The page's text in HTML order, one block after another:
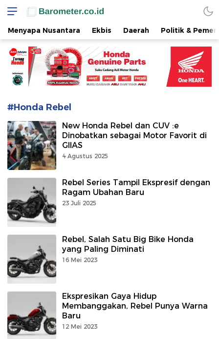
www.barometer.co.id
Berita Terkini di Sulawesi Utara
Menyapa Nusantara Ekbis Daerah Politik &
#Honda Rebel
New Honda Rebel dan CUV :e
Dinobatkan sebagai Motor Favorit di
GIIAS
4 Agustus 2025
Rebel Series Tampil Ekspresif dengan
Ragam Ubahan Baru
23 Juli 2025
Rebel, Salah Satu Big Bike Honda
yang Paling Diminati
16 Mei 2023
Ekspresikan Gaya Hidup
Membanggakan, Rebel Punya Warna
Baru
12 Mei 2023